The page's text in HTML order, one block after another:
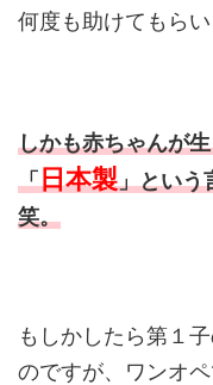
何度も助けてもらい
しかも赤ちゃんが
「日本製」という
笑。
もしかしたら第１
のですが、ワンオ